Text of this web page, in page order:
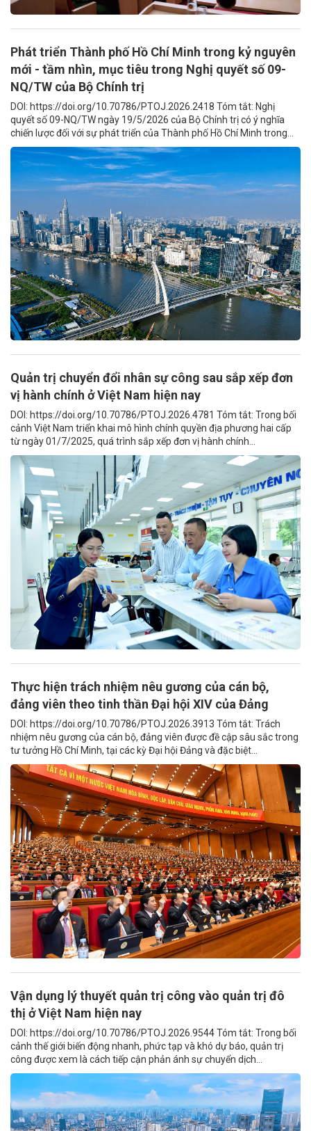
Phát triển Thành phố Hồ Chí Minh trong kỷ nguyên
mới - tầm nhìn, mục tiêu trong Nghị quyết số 09-
NQ/TW của Bộ Chính trị
DOI: https://doi.org/10.70786/PTOJ.2026.2418 Tóm tắt: Nghị
quyết số 09-NQ/TW ngày 19/5/2026 của Bộ Chính trị có ý nghĩa
chiến lược đối với sự phát triển của Thành phố Hồ Chí Minh trong...
Quản trị chuyển đổi nhân sự công sau sắp xếp đơn
vị hành chính ở Việt Nam hiện nay
DOI: https://doi.org/10.70786/PTOJ.2026.4781 Tóm tắt: Trong bối
cảnh Việt Nam triển khai mô hình chính quyền địa phương hai cấp
từ ngày 01/7/2025, quá trình sắp xếp đơn vị hành chính...
Thực hiện trách nhiệm nêu gương của cán bộ,
đảng viên theo tinh thần Đại hội XIV của Đảng
DOI: https://doi.org/10.70786/PTOJ.2026.3913 Tóm tắt: Trách
nhiệm nêu gương của cán bộ, đảng viên được đề cập sâu sắc trong
tư tưởng Hồ Chí Minh, tại các kỳ Đại hội Đảng và đặc biệt...
Vận dụng lý thuyết quản trị công vào quản trị đô
thị ở Việt Nam hiện nay
DOI: https://doi.org/10.70786/PTOJ.2026.9544 Tóm tắt: Trong bối
cảnh thế giới biến động nhanh, phức tạp và khó dự báo, quản trị
công được xem là cách tiếp cận phản ánh sự chuyển dịch...